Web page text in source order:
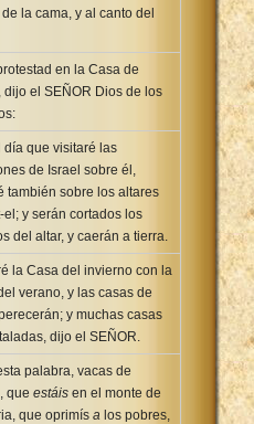
la cama, y al canto del
en la Casa de
dijo el SEÑOR Dios de los
día que visitaré las
de Israel sobre él,
también sobre los altares
el; y serán cortados los
del altar, y caerán a tierra.
la Casa del invierno con la
verano, y las casas de
y muchas casas
dijo el SEÑOR.
palabra, vacas de
que estáis en el monte de
que oprimís a los pobres,